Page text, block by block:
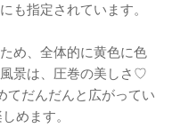
も指定されています。
め、全体的に黄色に色
景は、圧巻の美しさ♡
てだんだんと広がってい
めます。